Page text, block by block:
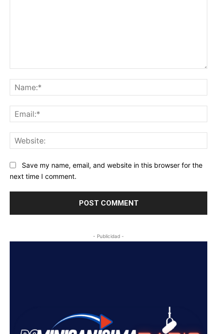
Save my name, email, and website in this browser for the
next time I comment.
- Publicidad -